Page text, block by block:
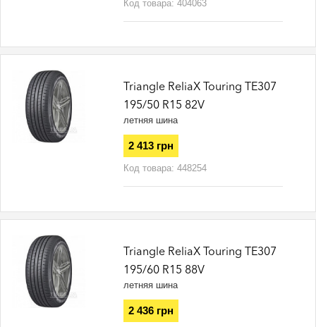
Код товара:404063
Triangle ReliaX Touring TE307
195/50 R15 82V
летняя шина
2 413 грн
Код товара:448254
Triangle ReliaX Touring TE307
195/60 R15 88V
летняя шина
2 436 грн